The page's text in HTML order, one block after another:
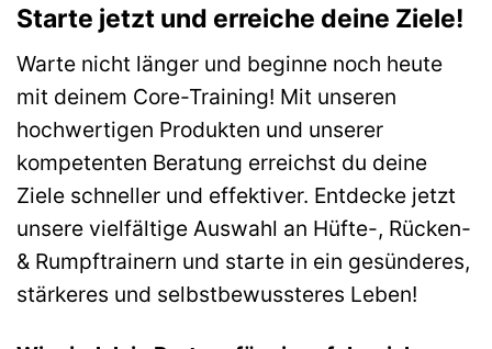
Starte jetzt und erreiche deine Ziele!
Warte nicht länger und beginne noch heute
mit deinem Core-Training! Mit unseren
hochwertigen Produkten und unserer
kompetenten Beratung erreichst du deine
Ziele schneller und effektiver. Entdecke jetzt
unsere vielfältige Auswahl an Hüfte-, Rücken-
& Rumpftrainern und starte in ein gesünderes,
stärkeres und selbstbewussteres Leben!